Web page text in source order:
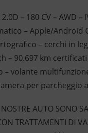
– 180 CV – AWD –
– Apple/Android
– cerchi in
– 90.697 km
– volante
per parcheggio
AUTO SONO
TRATTAMENTI DI